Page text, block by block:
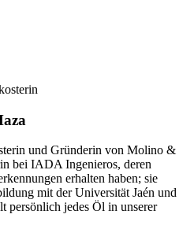
und Gründerin von Molino &
bei IADA Ingenieros, deren
erhalten haben; sie
mit der Universität Jaén und
persönlich jedes Öl in unserer